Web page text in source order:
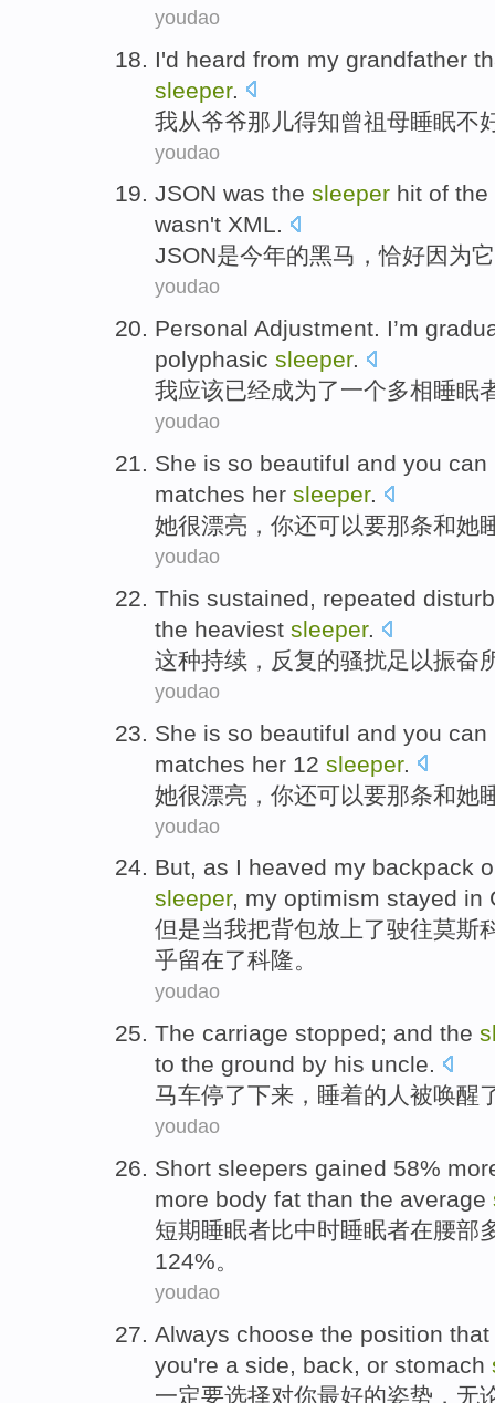
youdao
I'd heard from my grandfather
sleeper.
我从爷爷那儿得知曾祖母睡眠不
youdao
JSON was the sleeper hit of the
wasn't XML.
JSON是今年的黑马 ，恰好因为它
youdao
Personal Adjustment. I’m
polyphasic sleeper.
我应该已经成为了一个多相睡眠
youdao
She is so beautiful and you can
matches her sleeper.
她很漂亮 ， 你还可以要那条和她
youdao
This sustained, repeated
the heaviest sleeper.
这种持续 ， 反复的骚扰足以振奋
youdao
She is so beautiful and you can
matches her 12 sleeper.
她很漂亮 ， 你还可以要那条和她
youdao
But, as I heaved my backpack
sleeper, my optimism stayed in
但是当我把背包放上了驶往莫斯
乎留在了科隆。
youdao
The carriage stopped; and the
to the ground by his uncle.
马车停了下来 ， 睡着的人被唤醒
youdao
Short sleepers gained 58%
more body fat than the average
短期睡眠者比中时睡眠者在腰部
124%。
youdao
Always choose the position
you're a side, back, or stomach
一定要选择对你最好的姿势 ， 无